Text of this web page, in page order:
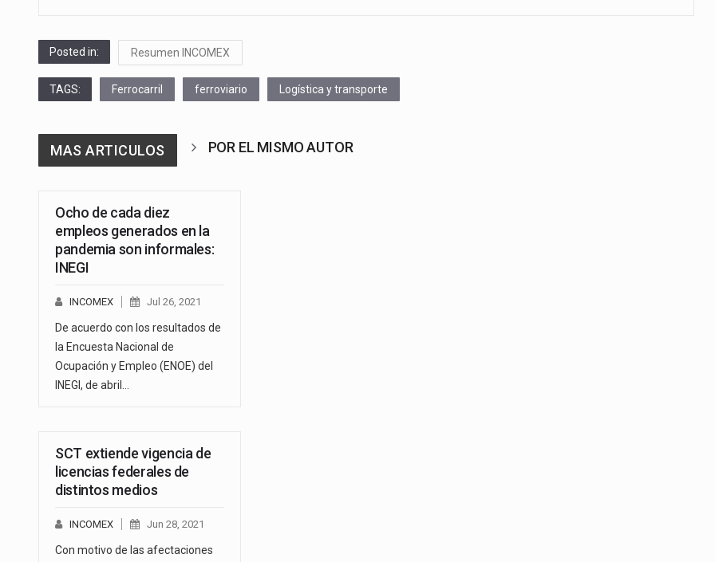
Posted in: Resumen INCOMEX
TAGS: Ferrocarril ferroviario Logística y transporte
MAS ARTICULOS POR EL MISMO AUTOR
Ocho de cada diez
empleos generados en la
pandemia son informales:
INEGI
INCOMEX Jul 26, 2021
De acuerdo con los resultados de
la Encuesta Nacional de
Ocupación y Empleo (ENOE) del
INEGI, de abril…
SCT extiende vigencia de
licencias federales de
distintos medios
INCOMEX Jun 28, 2021
Con motivo de las afectaciones